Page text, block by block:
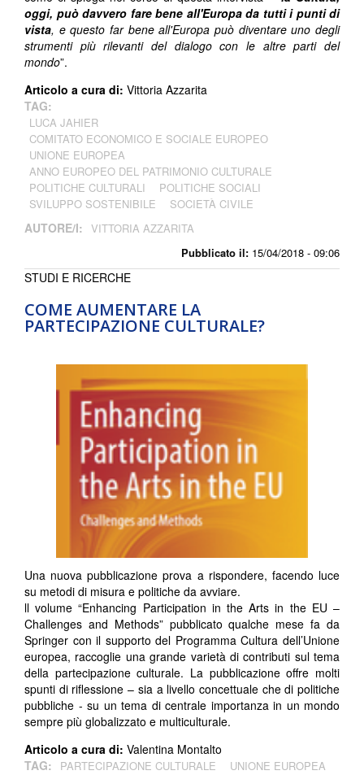
Pubblicato il: 15/04/2018 - 09:06
oggi, può davvero fare bene all'Europa da tutti i punti di
vista, e questo far bene all'Europa può diventare uno degli
strumenti più rilevanti del dialogo con le altre parti del
mondo”.
Articolo a cura di: Vittoria Azzarita
TAG:
LUCA JAHIER
COMITATO ECONOMICO E SOCIALE EUROPEO
UNIONE EUROPEA
ANNO EUROPEO DEL PATRIMONIO CULTURALE
POLITICHE CULTURALI
POLITICHE SOCIALI
SVILUPPO SOSTENIBILE
SOCIETÀ CIVILE
AUTORE/I: VITTORIA AZZARITA
COME AUMENTARE LA
PARTECIPAZIONE CULTURALE?
STUDI E RICERCHE
Una nuova pubblicazione prova a rispondere, facendo luce
su metodi di misura e politiche da avviare.
ll volume “Enhancing Participation in the Arts in the EU –
Challenges and Methods” pubblicato qualche mese fa da
Springer con il supporto del Programma Cultura dell’Unione
europea, raccoglie una grande varietà di contributi sul tema
della partecipazione culturale. La pubblicazione offre molti
spunti di riflessione – sia a livello concettuale che di politiche
pubbliche - su un tema di centrale importanza in un mondo
sempre più globalizzato e multiculturale.
Articolo a cura di: Valentina Montalto
TAG:
PARTECIPAZIONE CULTURALE UNIONE EUROPEA